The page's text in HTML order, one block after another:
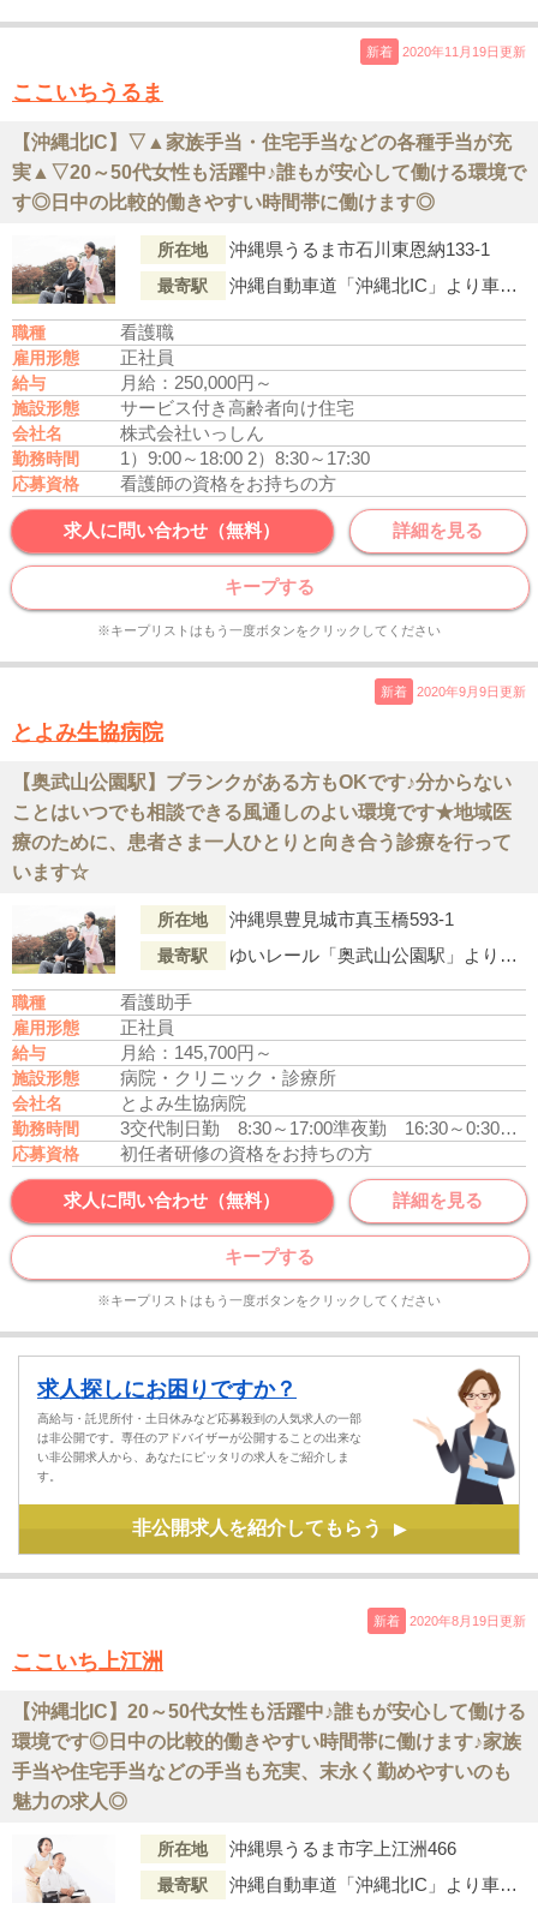
新着 2020年11月19日更新
ここいちうるま
【沖縄北IC】▽▲家族手当・住宅手当などの各種手当が充
実▲▽20～50代女性も活躍中♪誰もが安心して働ける環境で
す◎日中の比較的働きやすい時間帯に働けます◎
所在地 沖縄県うるま市石川東恩納133-1
最寄駅 沖縄自動車道「沖縄北IC」より車で8分
職種 看護職
雇用形態 正社員
給与 月給：250,000円～
施設形態 サービス付き高齢者向け住宅
会社名 株式会社いっしん
勤務時間 1）9:00～18:00 2）8:30～17:30
応募資格 看護師の資格をお持ちの方
求人に問い合わせ（無料） 詳細を見る
キープする
※キープリストはもう一度ボタンをクリックしてください
新着 2020年9月9日更新
とよみ生協病院
【奥武山公園駅】ブランクがある方もOKです♪分からない
ことはいつでも相談できる風通しのよい環境です★地域医
療のために、患者さま一人ひとりと向き合う診療を行って
います☆
所在地 沖縄県豊見城市真玉橋593-1
最寄駅 ゆいレール「奥武山公園駅」より車で4分
職種 看護助手
雇用形態 正社員
給与 月給：145,700円～
施設形態 病院・クリニック・診療所
会社名 とよみ生協病院
勤務時間 3交代制 日勤 8:30～17:00準夜勤 16:30～0:30深
応募資格 初任者研修の資格をお持ちの方
求人に問い合わせ（無料） 詳細を見る
キープする
※キープリストはもう一度ボタンをクリックしてください
求人探しにお困りですか？
高給与・託児所付・土日休みなど応募殺到の人気求人の一部
は非公開です。専任のアドバイザーが公開することの出来な
い非公開求人から、あなたにピッタリの求人をご紹介しま
す。
非公開求人を紹介してもらう ▶
新着 2020年8月19日更新
ここいち上江洲
【沖縄北IC】20～50代女性も活躍中♪誰もが安心して働ける
環境です◎日中の比較的働きやすい時間帯に働けます♪家族
手当や住宅手当などの手当も充実、末永く勤めやすいのも
魅力の求人◎
所在地 沖縄県うるま市字上江洲466
最寄駅 沖縄自動車道「沖縄北IC」より車で8分